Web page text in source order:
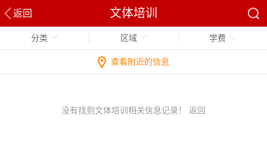
返回 文体培训
分类 区域 学费
查看附近的信息
没有找到文体培训相关信息记录！ 返回